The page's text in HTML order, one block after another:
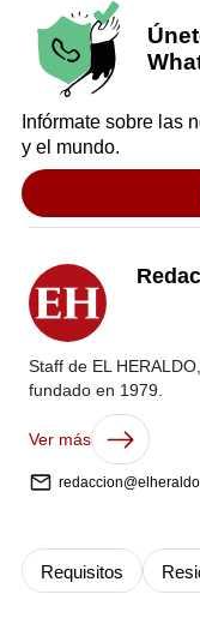
Infórmate sobre las
y el mundo.
Staff de EL
fundado en 1979.
Ver más
Requisitos